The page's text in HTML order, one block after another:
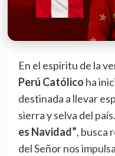
En el espíritu de la
Perú Católico ha
destinada a llevar
sierra y selva del
es Navidad”, busca
del Señor nos